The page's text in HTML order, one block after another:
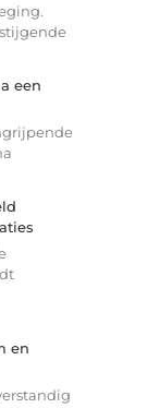
een
en